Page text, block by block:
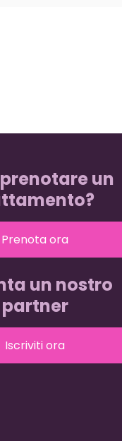
un
Prenota ora
un nostro
partner
Iscriviti ora